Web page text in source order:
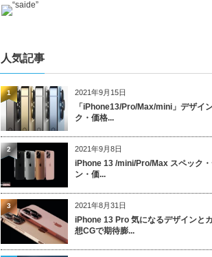
人気記事
2021年9月15日
「iPhone13/Pro/Max/mini」デザイ
ク・価格...
1
2021年9月8日
iPhone 13 /mini/Pro/Max スペック
ン・価...
2
2021年8月31日
iPhone 13 Pro 気になるデザインと
想CGで期待膨...
3